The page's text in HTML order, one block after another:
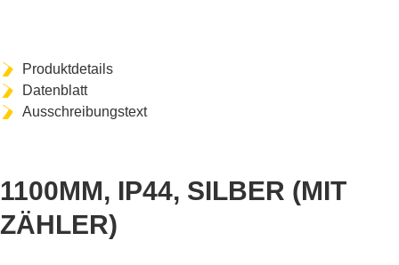
Produktdetails
Datenblatt
Ausschreibungstext
1100MM, IP44, SILBER (MIT
ZÄHLER)